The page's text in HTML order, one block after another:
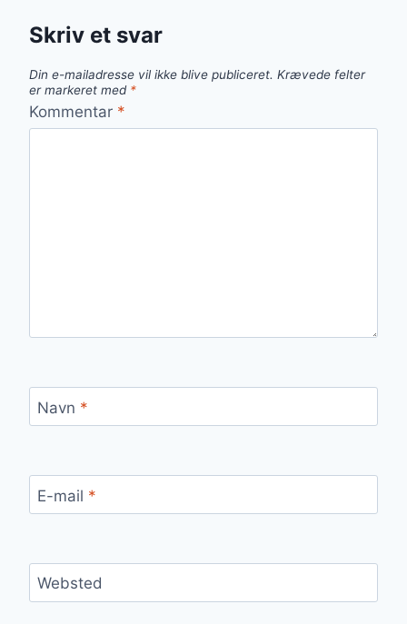
Skriv et svar
Din e-mailadresse vil ikke blive publiceret. Krævede felter
er markeret med *
Kommentar *
Navn *
E-mail *
Websted